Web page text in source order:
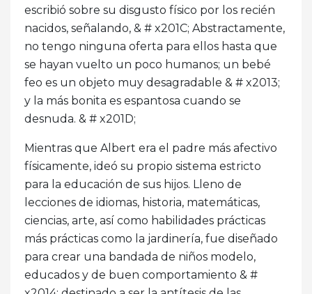
escribió sobre su disgusto físico por los recién
nacidos, señalando, & # x201C; Abstractamente,
no tengo ninguna oferta para ellos hasta que
se hayan vuelto un poco humanos; un bebé
feo es un objeto muy desagradable & # x2013;
y la más bonita es espantosa cuando se
desnuda. & # x201D;
Mientras que Albert era el padre más afectivo
físicamente, ideó su propio sistema estricto
para la educación de sus hijos. Lleno de
lecciones de idiomas, historia, matemáticas,
ciencias, arte, así como habilidades prácticas
más prácticas como la jardinería, fue diseñado
para crear una bandada de niños modelo,
educados y de buen comportamiento & #